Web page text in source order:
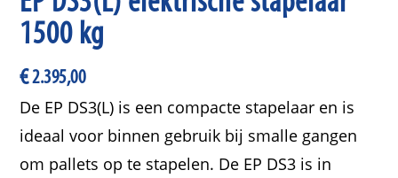
1500 kg
€2.395,00
De EP DS3(L) is een compacte stapelaar en is
ideaal voor binnen gebruik bij smalle gangen
om pallets op te stapelen. De EP DS3 is in